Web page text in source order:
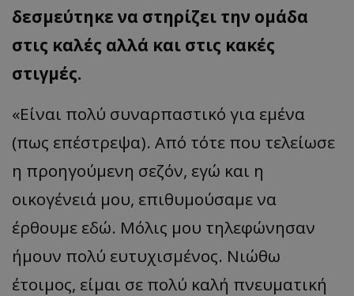
δεσμεύτηκε να στηρίζει την ομάδα
στις καλές αλλά και στις κακές
στιγμές.
«Είναι πολύ συναρπαστικό για εμένα
(πως επέστρεψα). Από τότε που τελείωσε
η προηγούμενη σεζόν, εγώ και η
οικογένειά μου, επιθυμούσαμε να
έρθουμε εδώ. Μόλις μου τηλεφώνησαν
ήμουν πολύ ευτυχισμένος. Νιώθω
έτοιμος, είμαι σε πολύ καλή πνευματική